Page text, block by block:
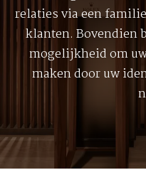
relaties via een
klanten. Bovendien
mogelijkheid om
maken door uw